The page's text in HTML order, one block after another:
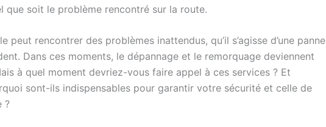
que soit le problème rencontré sur la route.
peut rencontrer des problèmes inattendus, qu’il s’agisse d’une panne
Dans ces moments, le dépannage et le remorquage deviennent
à quel moment devriez-vous faire appel à ces services ? Et
sont-ils indispensables pour garantir votre sécurité et celle de
?